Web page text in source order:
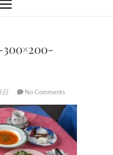
300×200-
日 No Comments